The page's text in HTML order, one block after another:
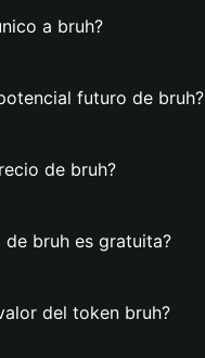
a bruh?
futuro de bruh?
de bruh?
de bruh es gratuita?
del token bruh?